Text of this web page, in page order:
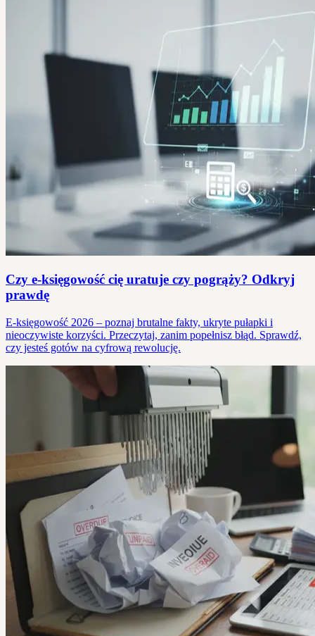
Czy e-księgowość cię uratuje czy pogrąży? Odkryj
prawdę
E-księgowość 2026 – poznaj brutalne fakty, ukryte pułapki i
nieoczywiste korzyści. Przeczytaj, zanim popełnisz błąd. Sprawdź,
czy jesteś gotów na cyfrową rewolucję.